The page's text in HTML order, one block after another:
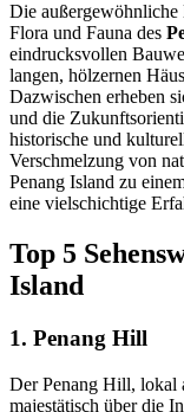
Die
Flora und Fauna des
eindrucksvollen
langen, hölzernen
Dazwischen erheben
und die
historische und
Verschmelzung von
Penang Island zu
eine vielschichtige
Top 5
Island
1. Penang Hill
Der Penang Hill, lokal
majestätisch über die